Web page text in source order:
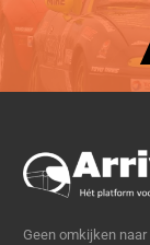
Geen omkijken